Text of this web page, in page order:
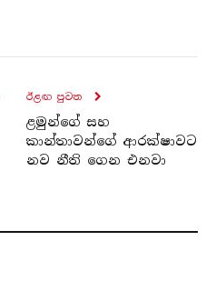
ඊළඟ පුව​ත
ළමුන්ගේ සහ
කාන්තාවන්ගේ ආරක්ෂාවට
නව නීති ගෙන එනවා